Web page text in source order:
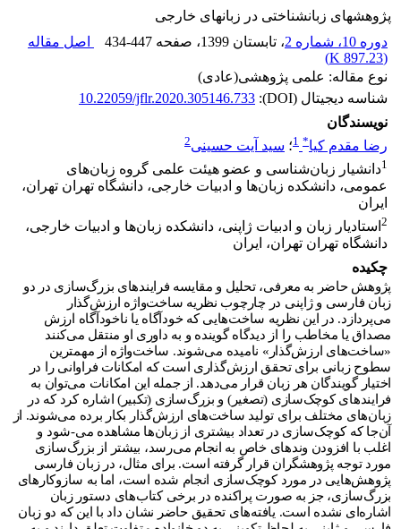
پژوهشهای زبانشناختی در زبانهای خارجی
دوره 10، شماره 2
، تابستان 1399 ، صفحه 434-447
اصل مقاله
(
897.23 K
)
نوع مقاله: علمی پژوهشی(عادی)
شناسه دیجیتال (DOI):
10.22059/jflr.2020.305146.733
نویسندگان
رضا مقدم کیا*
1؛ سید آیت حسینی2
1دانشیار زبان‌شناسی و عضو هیئت علمی گروه زبان‌های
عمومی، دانشکده زبان‌ها و ادبیات خارجی، دانشگاه تهران تهران،
ایران
2 استادیار زبان و ادبیات ژاپنی، دانشکده زبان‌ها و ادبیات خارجی،
دانشگاه تهران تهران، ایران
چکیده
پژوهش حاضر به معرفی، تحلیل و مقایسه فرایندهای بزرگ‌سازی در دو
زبان فارسی و ژاپنی در چارچوب نظریه ساخت‌واژه ارزش‌گذار
می‌پردازد. در این نظریه ساخت‌هایی که خودآگاه یا ناخودآگاه ارزش
مصداق یا مخاطب را از دیدگاه گوینده و به داوری او منتقل می‌کنند
«ساخت‌های ارزش‌گذار» نامیده می‌شوند. ساخت‌واژه از مهمترین
سطوح زبانی برای تحقق ارزش‌گذاری است که امکانات فراوانی را در
اختیار گویندگان هر زبان قرار می‌دهد. از جمله این امکانات می‌توان به
فرایندهای کوچک‌سازی (تصغیر) و بزرگ‌سازی (تکبیر) اشاره کرد که در
زبان‌های مختلف برای تولید ساخت‌های ارزش‌گذار بکار برده می‌شوند. از
آن‌جا که کوچک‌سازی در تعداد بیشتری از زبان‌ها مشاهده می-شود و
اغلب با افزودن وندهای خاص به انجام می‌رسد، بیشتر از بزرگ‌سازی
مورد توجه پژوهشگران قرار گرفته است. برای مثال، در زبان فارسی
پژوهش‌هایی در مورد کوچک‌سازی انجام شده است، اما به سازوکارهای
بزرگ‌سازی، جز به صورت پراکنده در برخی کتاب‌های دستور زبان
اشاره‌ای نشده است. یافته‌های تحقیق حاضر نشان داد با این که دو زبان